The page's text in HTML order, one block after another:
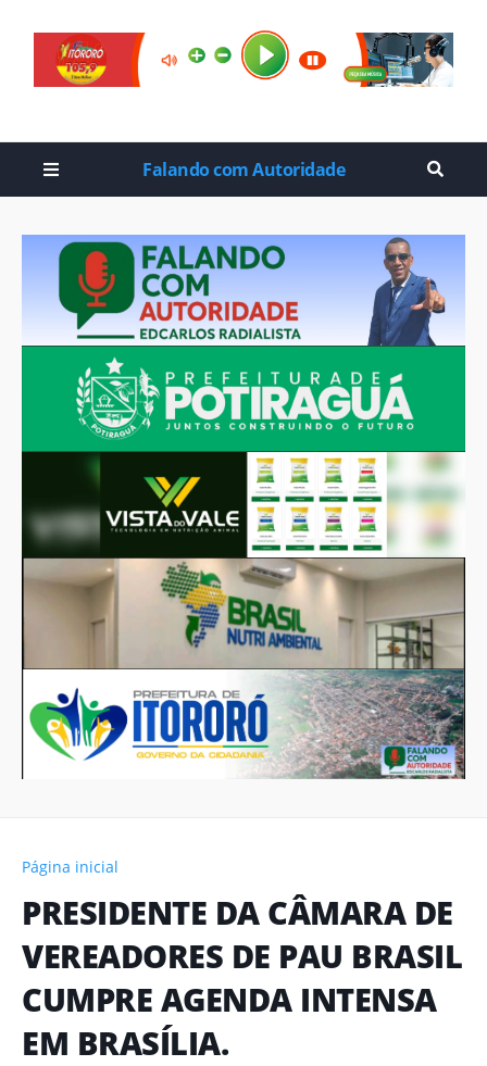
Falando com Autoridade
Página inicial
PRESIDENTE DA CÂMARA DE
VEREADORES DE PAU BRASIL
CUMPRE AGENDA INTENSA
EM BRASÍLIA.